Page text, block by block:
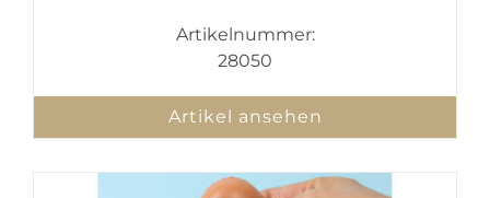
Artikelnummer:
28050
Artikel ansehen